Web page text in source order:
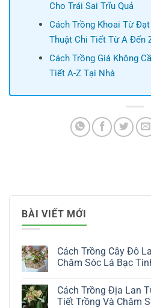
Cho Trái Sai Trĩu Quả
Cách Trồng Khoai Từ
Thuật Chi Tiết Từ A Đến
Cách Trồng Giá Không
Tiết A-Z Tại Nhà
BÀI VIẾT MỚI
Cách Trồng Cây Đô
Chăm Sóc Lá Bạc
bình
luận
Cách Trồng Địa Lan
Tiết Trồng Và Chăm